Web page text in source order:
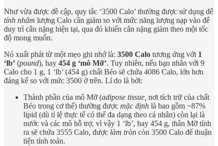
Như vừa được đề cập, quy tắc ‘3500 Calo’ thường được sử dụng để
tính nhẩm lượng Calo cần giảm so với mức năng lượng nạp vào để
duy trì cân nặng hiện tại, qua đó khiến cân nặng giảm theo một tốc
độ mong muốn.
Nó xuất phát từ một mẹo ghi nhớ là: 3500 Calo tương ứng với 1
‘lb’ (pound), hay 454 g ‘mô Mỡ’. Tuy nhiên, nếu bạn nhân với 9
Calo cho 1 g, 1 ‘lb’ (454 g) chất Béo sẽ chứa 4086 Calo, lớn hơn
đáng kể so với mức 3500 ở trên. Lí do là bởi:
Thành phần của mô Mỡ (adipose tissue, nơi tích trữ của chất
Béo trong cơ thể) thường được mặc định là bao gồm ~87%
lipid (dù tỉ lệ thực tế có thể đa dạng theo cá nhân) còn lại là
nước và các mô hỗ trợ, vì vậy 1 ‘lb’, hay 454 g, thân Mỡ tính
ra sẽ chứa 3555 Calo, được làm tròn còn 3500 Calo để thuận
tiện tính toán.